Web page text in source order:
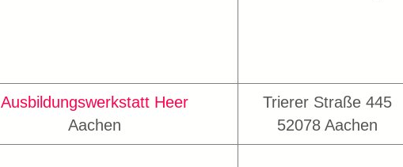
Ausbildungswerkstatt Heer
Aachen
Trierer Straße 445
52078 Aachen